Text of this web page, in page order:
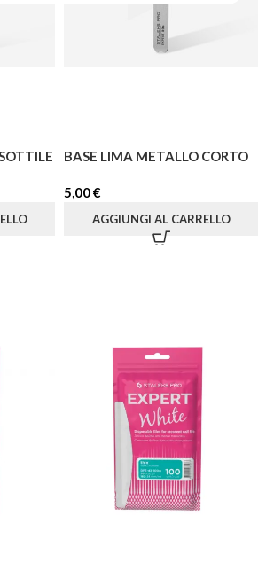
BASE LIMA METALLO CORTO
5,00€
AGGIUNGI AL CARRELLO